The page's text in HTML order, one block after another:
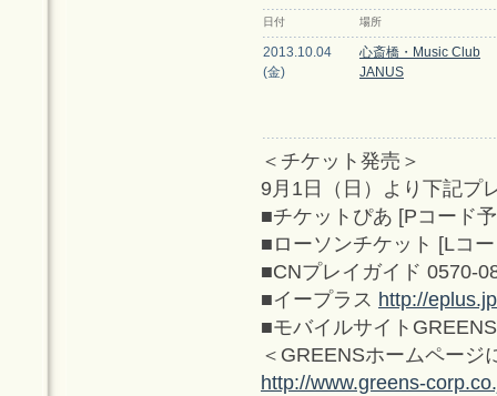
日付 場所
2013.10.04
(金)
心斎橋・Music Club
JANUS
＜チケット発売＞
9月1日（日）より下記プ
■チケットぴあ [Pコード
■ローソンチケット [Lコ
■CNプレイガイド 0570-
■イープラス http://eplus.jp
■モバイルサイト
＜GREENSホームページ
http://www.greens-